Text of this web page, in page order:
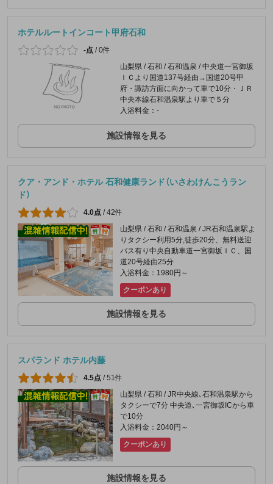
ホテルルートインコート甲府石和
-点 /0件
山梨県 / 石和 / 石和温泉 / 中央道一宮御坂
ＩＣより国道137号経由→国道20号甲
府・諏訪方面に向かって車で10分・ＪＲ
中央本線石和温泉駅より車で５分
入浴料金：-
施設情報を見る
クア・アンド・ホテル 石和健康ランド（いさわけんこうラン
ド）
4.0点 /42件
山梨県 / 石和 / 石和温泉 / JR石和温泉駅よ
りタクシー利用5分,徒歩20分、無料送迎
バス有り中央自動車道一宮御坂ＩＣ、国
道20号経由25分
入浴料金：1980円～
クーポンあり
施設情報を見る
スパランド ホテル内藤
4.5点 /51件
山梨県 / 石和 / JR中央線､石和温泉駅から
タクシーで7分 中央道､一宮御坂ICから車
で10分
入浴料金：2040円～
クーポンあり
施設情報を見る